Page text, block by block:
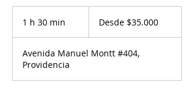
1 h 30 min
0
m
pesosDesde $35.000
Avenida Manuel Montt #404,
Providencia